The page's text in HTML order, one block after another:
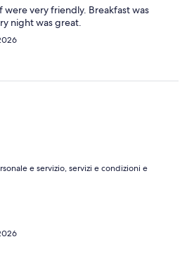
were very friendly. Breakfast was
night was great.
e servizio, servizi e condizioni e